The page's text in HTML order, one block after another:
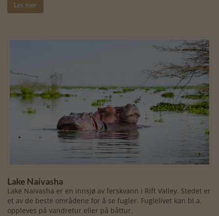
Les mer
Lake Naivasha
Lake Naivasha er en innsjø av ferskvann i Rift Valley. Stedet er
et av de beste områdene for å se fugler. Fuglelivet kan bl.a.
oppleves på vandretur eller på båttur.